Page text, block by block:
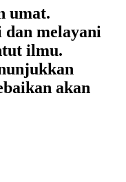
umat.
melayani
ilmu.
akan